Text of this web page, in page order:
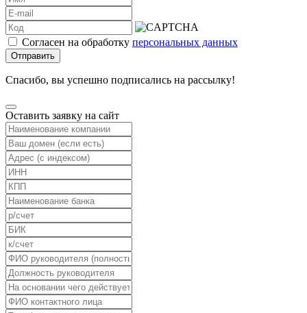
Согласен на обработку персональных данных
Отправить
Спасибо, вы успешно подписались на рассылку!
Оставить заявку на сайт